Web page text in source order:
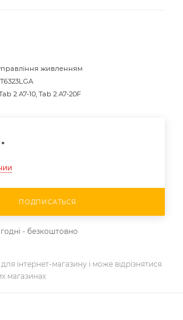
живленням
2 A7-10, Tab 2 A7-20F
ПОДПИСАТЬСЯ
- безкоштовно
інтернет-магазину і може відрізнятися
магазинах